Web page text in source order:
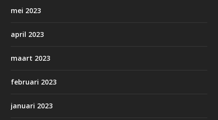
mei 2023
april 2023
maart 2023
februari 2023
januari 2023